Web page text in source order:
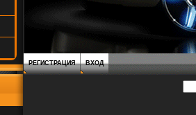
РЕГИСТРАЦИЯ ВХОД